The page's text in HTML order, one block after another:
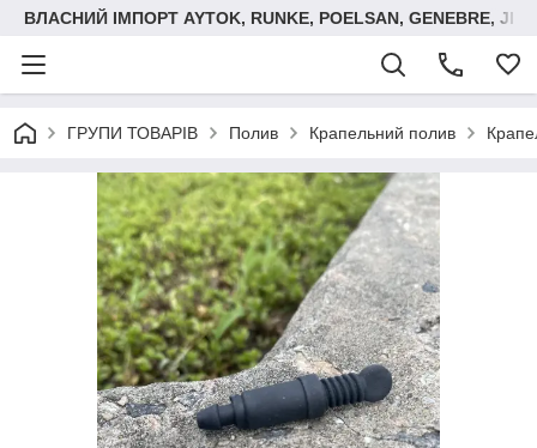
ВЛАСНИЙ ІМПОРТ AYTOK, RUNKE, POELSAN, GENEBRE,
ГРУПИ ТОВАРІВ Полив Крапельний полив